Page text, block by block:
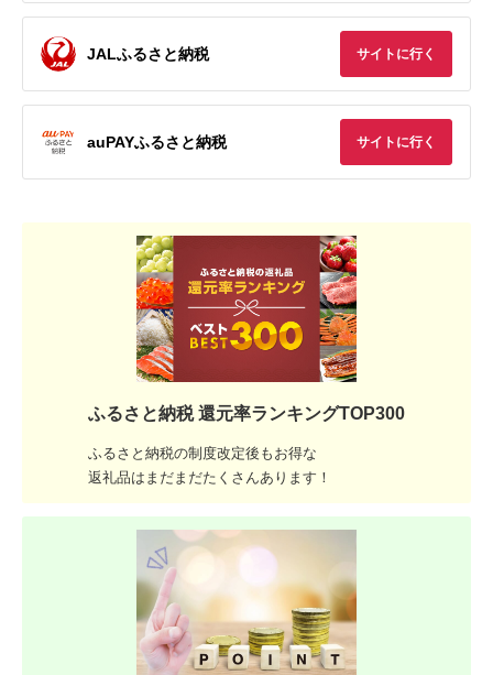
JALふるさと納税 サイトに行く
auPAYふるさと納税 サイトに行く
ふるさと納税 還元率ランキングTOP300
ふるさと納税の制度改定後もお得な
返礼品はまだまだたくさんあります！